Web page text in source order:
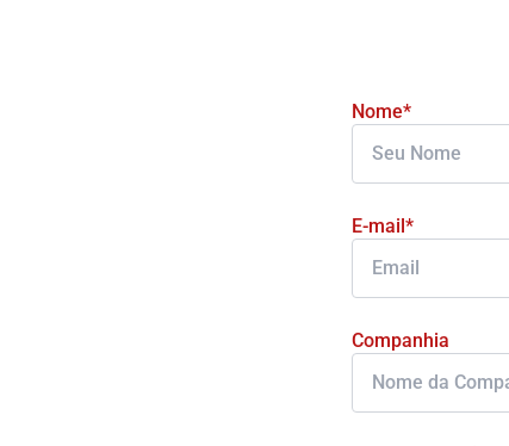
Nome*
E-mail*
Companhia